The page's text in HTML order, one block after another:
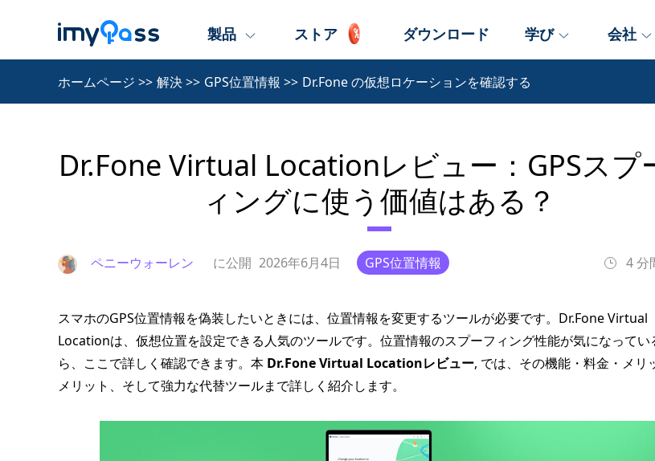
製品 ストア ダウンロード 学び 会社
ホームページ >> 解決>> GPS位置情報 >> Dr.Fone の仮想ロケーションを確認する
Dr.Fone Virtual Locationレビュー：GPSスプ
ィングに使う価値はある？
ペニーウォーレン に公開 2026年6月4日 GPS位置情報 4 分
スマホのGPS位置情報を偽装したいときには、位置情報を変更するツールが必要です。Dr.Fone Virtual
Locationは、仮想位置を設定できる人気のツールです。位置情報のスプーフィング性能が気になってい
ら、ここで詳しく確認できます。本 Dr.Fone Virtual Locationレビュー, では、その機能・料金・メリ
メリット、そして強力な代替ツールまで詳しく紹介します。